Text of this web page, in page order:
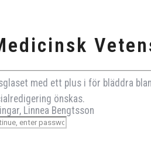
med ett plus i för bläddra
önskas.
Linnea Bengtsson